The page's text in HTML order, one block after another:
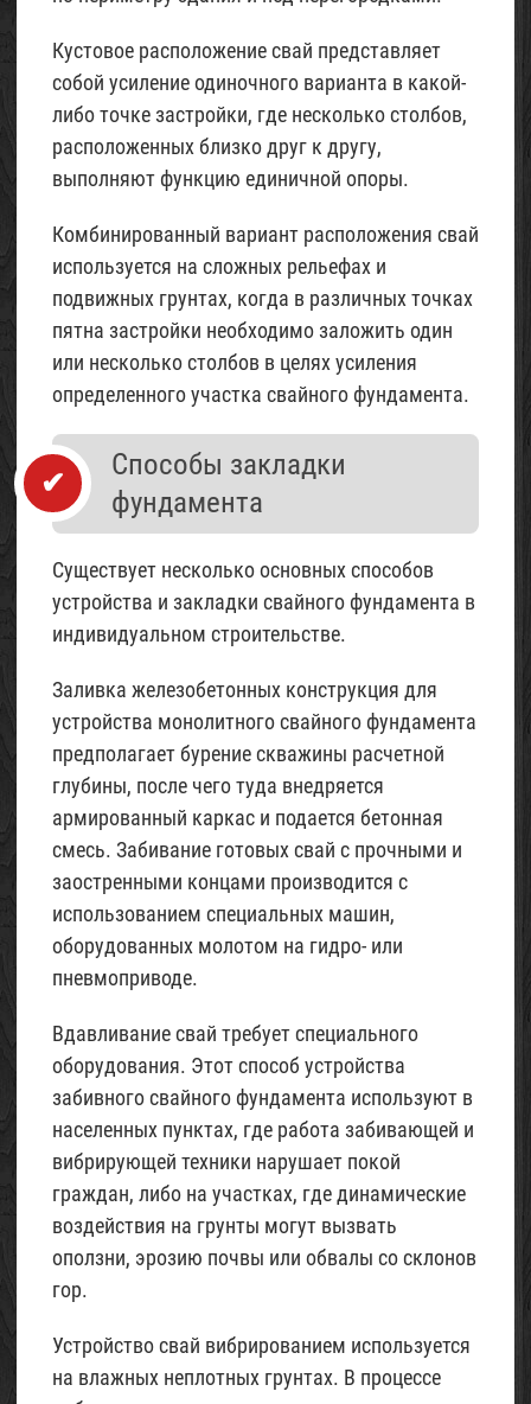
Кустовое расположение свай представляет
собой усиление одиночного варианта в какой-
либо точке застройки, где несколько столбов,
расположенных близко друг к другу,
выполняют функцию единичной опоры.
Комбинированный вариант расположения свай
используется на сложных рельефах и
подвижных грунтах, когда в различных точках
пятна застройки необходимо заложить один
или несколько столбов в целях усиления
определенного участка свайного фундамента.
Способы закладки
фундамента
Существует несколько основных способов
устройства и закладки свайного фундамента в
индивидуальном строительстве.
Заливка железобетонных конструкция для
устройства монолитного свайного фундамента
предполагает бурение скважины расчетной
глубины, после чего туда внедряется
армированный каркас и подается бетонная
смесь. Забивание готовых свай с прочными и
заостренными концами производится с
использованием специальных машин,
оборудованных молотом на гидро- или
пневмоприводе.
Вдавливание свай требует специального
оборудования. Этот способ устройства
забивного свайного фундамента используют в
населенных пунктах, где работа забивающей и
вибрирующей техники нарушает покой
граждан, либо на участках, где динамические
воздействия на грунты могут вызвать
оползни, эрозию почвы или обвалы со склонов
гор.
Устройство свай вибрированием используется
на влажных неплотных грунтах. В процессе